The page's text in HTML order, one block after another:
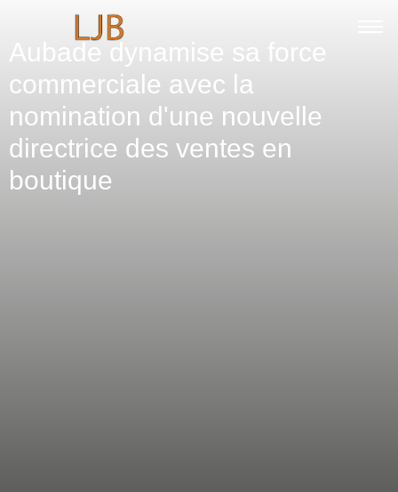
Aubade dynamise sa force
commerciale avec la
nomination d'une nouvelle
directrice des ventes en
boutique